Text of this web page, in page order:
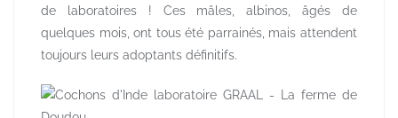
de laboratoires ! Ces mâles, albinos, âgés de
quelques mois, ont tous été parrainés, mais attendent
toujours leurs adoptants définitifs.